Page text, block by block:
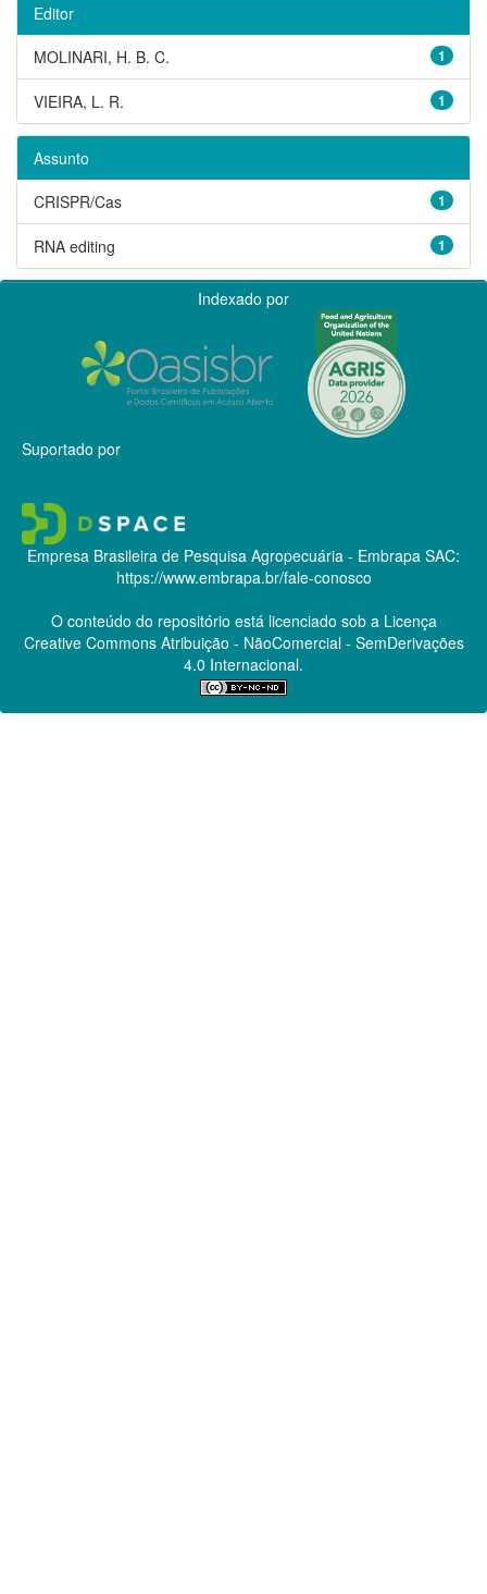
Editor
1
MOLINARI, H. B. C.
1
VIEIRA, L. R.
Assunto
1
CRISPR/Cas
1
RNA editing
Indexado por
Suportado por
Empresa Brasileira de Pesquisa Agropecuária - Embrapa SAC:
https://www.embrapa.br/fale-conosco
O conteúdo do repositório está licenciado sob a Licença
Creative CommonsAtribuição - NãoComercial - SemDerivações
4.0 Internacional.